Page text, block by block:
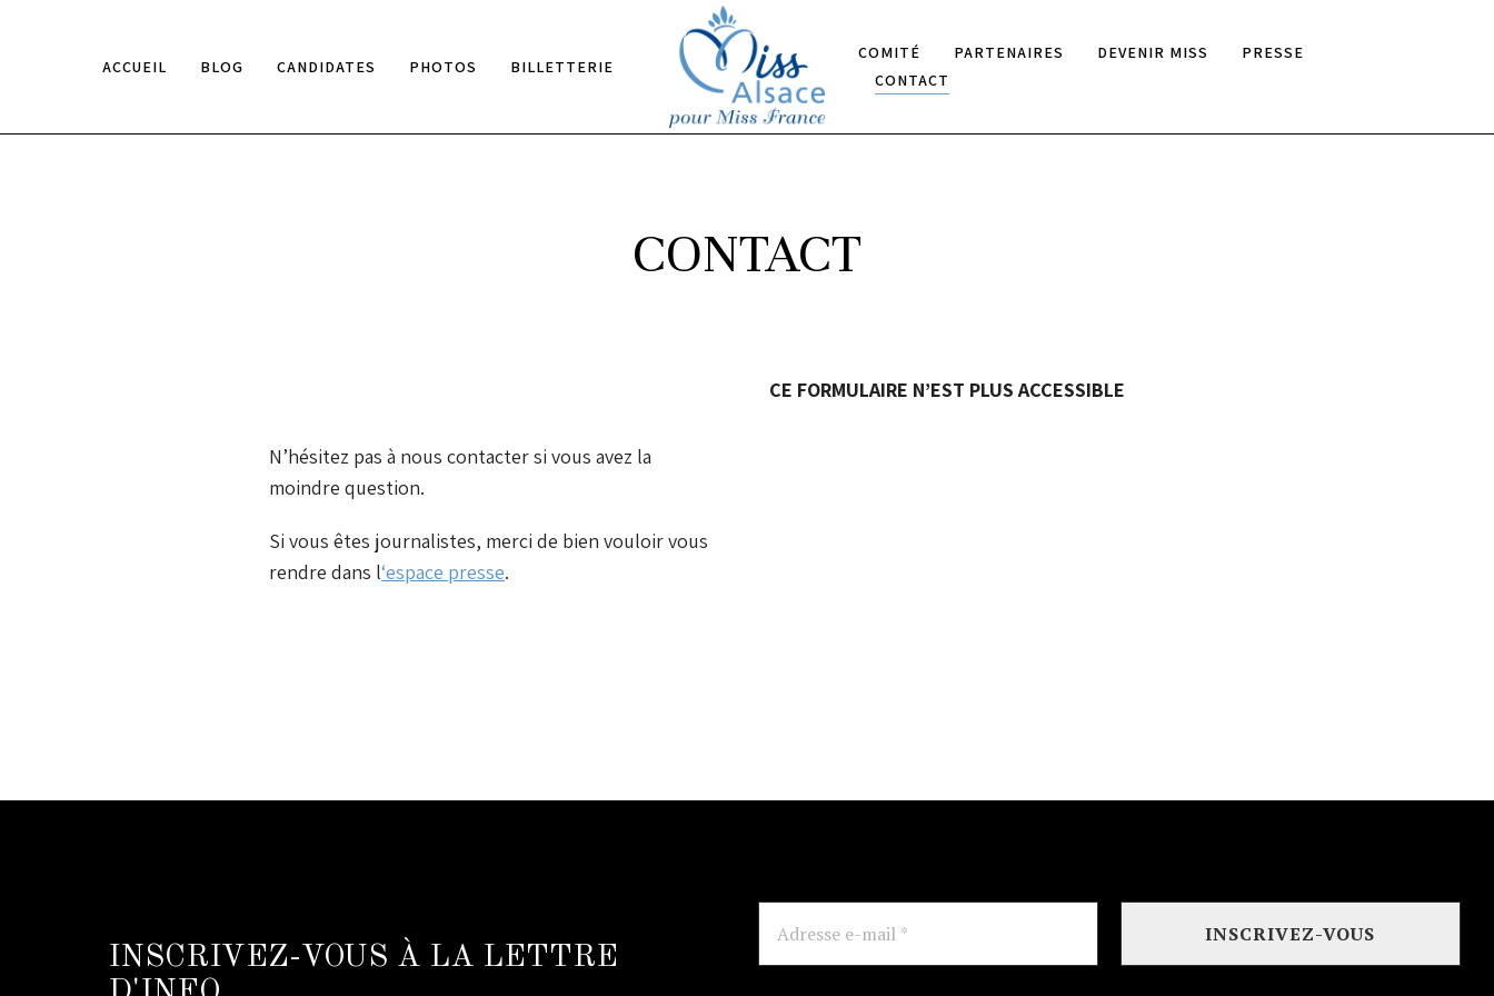
ACCUEIL BLOG CANDIDATES PHOTOS BILLETTERIE
COMITÉ PARTENAIRES DEVENIR MISS
PRESSE
CONTACT
CONTACT
N’hésitez pas à nous contacter si vous avez la
moindre question.
Si vous êtes journalistes, merci de bien vouloir vous
rendre dans l‘espace presse.
CE FORMULAIRE N’EST PLUS ACCESSIBLE
INSCRIVEZ-VOUS À LA LETTRE